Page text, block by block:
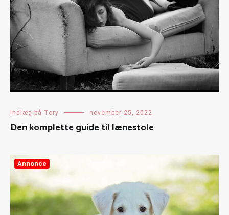
Indlæg på Tory november 25, 2022
Den komplette guide til lænestole
Annonce